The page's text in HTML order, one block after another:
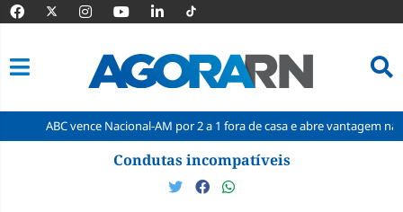
vence Nacional-AM por 2 a 1 fora de casa e abre vantagem nas quartas
Condutas incompatíveis